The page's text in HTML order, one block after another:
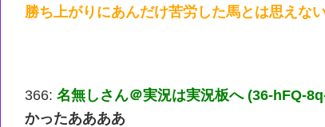
勝ち上がりにあんだけ苦労した馬とは思えな
366: 名無しさん＠実況は実況板へ (36-hFQ-
かったああああ